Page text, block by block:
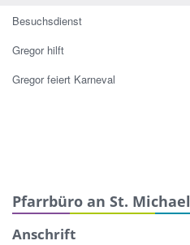
Besuchsdienst
Gregor hilft
Gregor feiert Karneval
Pfarrbüro an St. Michael
Anschrift